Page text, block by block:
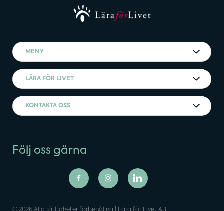
MENY
LÄRA FÖR LIVET
KONTAKTA OSS
Följ oss gärna